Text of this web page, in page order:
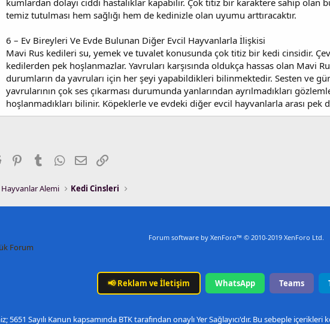
kumlardan dolayı ciddi hastalıklar kapabilir. Çok titiz bir karaktere sahip olan
temiz tutulması hem sağlığı hem de kedinizle olan uyumu arttıracaktır.
6 – Ev Bireyleri Ve Evde Bulunan Diğer Evcil Hayvanlarla İlişkisi
Mavi Rus kedileri su, yemek ve tuvalet konusunda çok titiz bir kedi cinsidir.
kedilerden pek hoşlanmazlar. Yavruları karşısında oldukça hassas olan Mavi
durumların da yavruları için her şeyi yapabildikleri bilinmektedir. Sesten ve
yavrularının çok ses çıkarması durumunda yanlarından ayrılmadıkları
hoşlanmadıkları bilinir. Köpeklerle ve evdeki diğer evcil hayvanlarla arası pek
Reddit PinterestTumblrWhatsApp
E-postaLink
Hayvanlar Alemi Kedi Cinsleri
Forum software by XenForo™ © 2010-2019 XenForo Ltd.
Forum
📢Reklam ve İletişim WhatsApp Teams
5651 Sayılı Kanun kapsamında BTK tarafından onaylı Yer Sağlayıcı'dır. Bu sebeple